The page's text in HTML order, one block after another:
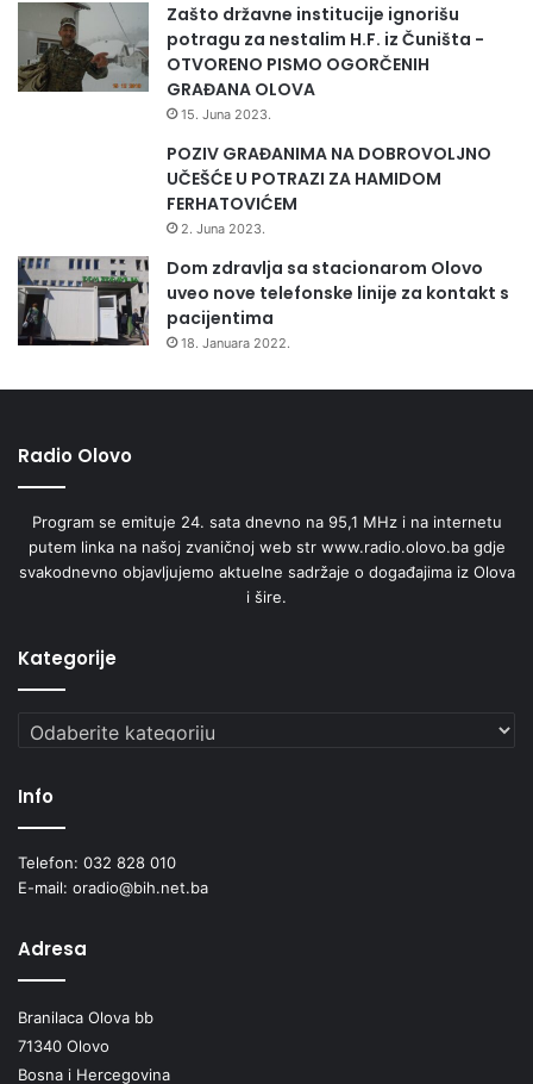
Zašto državne institucije ignorišu
potragu za nestalim H.F. iz Čuništa -
OTVORENO PISMO OGORČENIH
GRAĐANA OLOVA
15. Juna 2023.
POZIV GRAĐANIMA NA DOBROVOLJNO
UČEŠĆE U POTRAZI ZA HAMIDOM
FERHATOVIĆEM
2. Juna 2023.
Dom zdravlja sa stacionarom Olovo
uveo nove telefonske linije za kontakt s
pacijentima
18. Januara 2022.
Radio Olovo
Program se emituje 24. sata dnevno na 95,1 MHz i na internetu
putem linka na našoj zvaničnoj web str www.radio.olovo.ba gdje
svakodnevno objavljujemo aktuelne sadržaje o događajima iz Olova
i šire.
Kategorije
Kategorije
Info
Telefon: 032 828 010
E-mail: oradio@bih.net.ba
Adresa
Branilaca Olova bb
71340 Olovo
Bosna i Hercegovina